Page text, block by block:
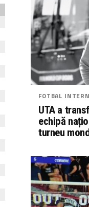
FOTBAL INTERN
UTA a
echipă
turneu